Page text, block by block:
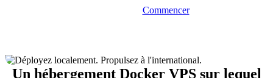
Commencer
Un hébergement Docker VPS sur lequel